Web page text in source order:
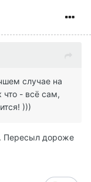
случае на
что - всё сам,
)))
Пересыл дороже